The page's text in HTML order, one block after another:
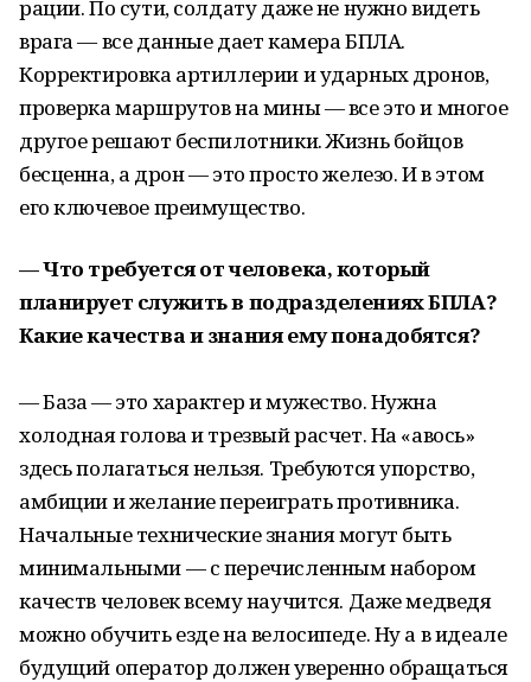
рации. По сути, солдату даже не нужно видеть
врага — все данные дает камера БПЛА.
Корректировка артиллерии и ударных дронов,
проверка маршрутов на мины — все это и многое
другое решают беспилотники. Жизнь бойцов
бесценна, а дрон — это просто железо. И в этом
его ключевое преимущество.
— Что требуется от человека, который
планирует служить в подразделениях БПЛА?
Какие качества и знания ему понадобятся?
— База — это характер и мужество. Нужна
холодная голова и трезвый расчет. На «авось»
здесь полагаться нельзя. Требуются упорство,
амбиции и желание переиграть противника.
Начальные технические знания могут быть
минимальными — с перечисленным набором
качеств человек всему научится. Даже медведя
можно обучить езде на велосипеде. Ну а в идеале
будущий оператор должен уверенно обращаться